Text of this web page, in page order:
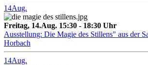
14Aug.
Freitag, 14.Aug. 15:30 - 18:30 Uhr
Ausstellung: Die Magie des Stillens" aus der
Horbach
14Aug.